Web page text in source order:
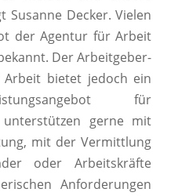
Susanne Decker. Vielen
der Agentur für Arbeit
Der Arbeitgeber-
bietet jedoch ein
für
gerne mit
mit der Vermittlung
oder Arbeitskräfte
Anforderungen